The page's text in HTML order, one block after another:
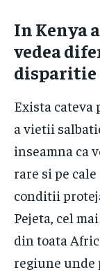
​In Kenya
vedea
disparitie
Exista cateva
a vietii
inseamna ca
rare si pe
conditii
Pejeta, cel
din toata
regiune unde